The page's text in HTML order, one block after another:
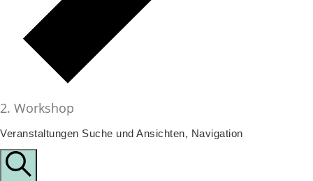
Workshop
Veranstaltungen
Veranstaltungen Suche und Ansichten, Navigation